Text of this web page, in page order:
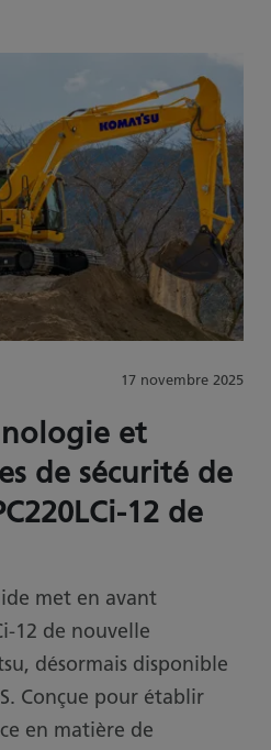
17 novembre 2025
et
de sécurité de
12 de
met en avant
12 de nouvelle
désormais disponible
Conçue pour établir
en matière de